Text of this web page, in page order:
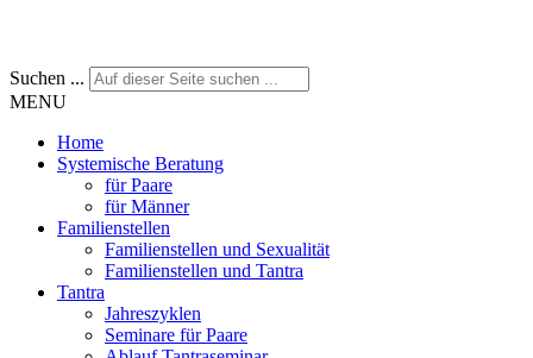
Suchen ...
MENU
Home
Systemische Beratung
für Paare
für Männer
Familienstellen
Familienstellen und Sexualität
Familienstellen und Tantra
Tantra
Jahreszyklen
Seminare für Paare